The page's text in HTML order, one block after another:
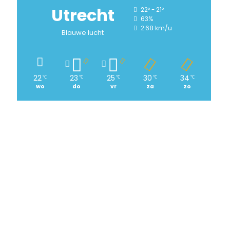
Utrecht
Blauwe lucht
22º - 21º
63%
2.68 km/u
22℃
wo
23 ℃
do
25 ℃
vr
30 ℃
za
34 ℃
zo